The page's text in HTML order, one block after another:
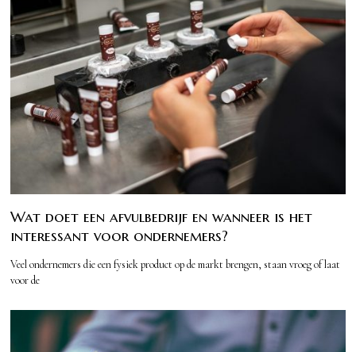
Wat doet een afvulbedrijf en wanneer is het
interessant voor ondernemers?
Veel ondernemers die een fysiek product op de markt brengen, staan vroeg of laat
voor de